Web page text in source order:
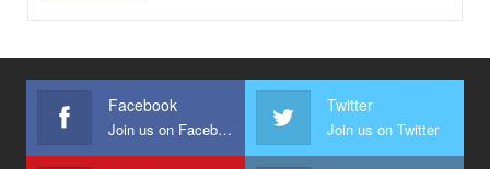
Facebook
Join us on Facebook
Twitter
Join us on Twitter